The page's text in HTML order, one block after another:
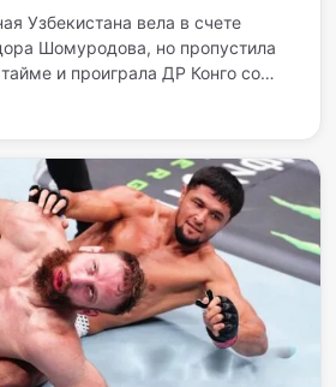
Узбекистана вела в счете
Шомуродова, но пропустила
и проиграла ДР Конго со
подопечных Фабио